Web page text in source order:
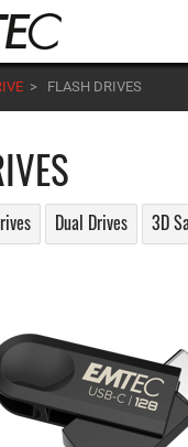
> FLASH DRIVES
Dual Drives 3D